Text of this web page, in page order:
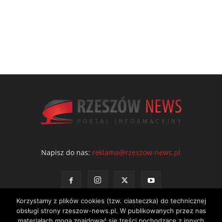
Napisz do nas: reklama@rzeszow-news.pl
Korzystamy z plików cookies (tzw. ciasteczka) do technicznej
obsługi strony rzeszow-news.pl. W publikowanych przez nas